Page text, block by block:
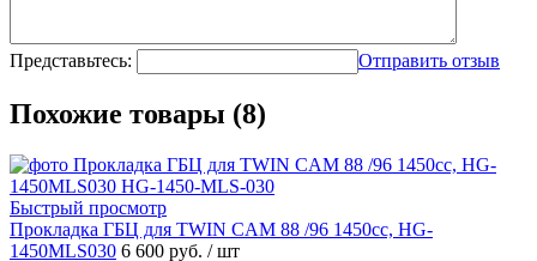
Представьтесь: Отправить отзыв
Похожие товары (8)
Быстрый просмотр
Прокладка ГБЦ для TWIN CAM 88 /96 1450cc, HG-
1450MLS030 6 600 руб. / шт